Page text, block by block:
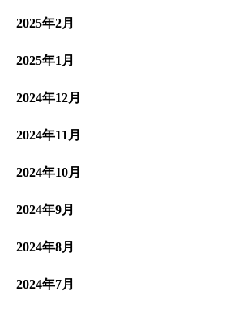
2025年2月
2025年1月
2024年12月
2024年11月
2024年10月
2024年9月
2024年8月
2024年7月